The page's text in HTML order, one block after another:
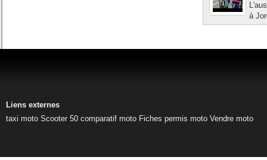
à
Liens externes
taxi moto Scooter 50 comparatif moto Fiches permis moto Vendre moto